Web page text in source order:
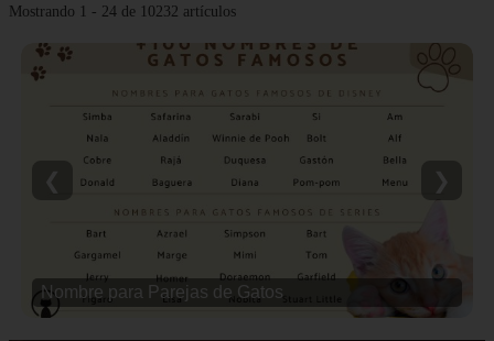
Mostrando 1 - 24 de 10232 artículos
Nombre para Parejas de Gatos
❮ ❯